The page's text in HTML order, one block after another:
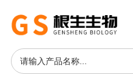
产品系统